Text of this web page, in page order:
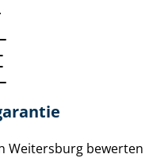
Weitersburg bewerten